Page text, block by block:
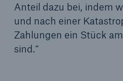
Anteil dazu bei, indem
und nach einer
Zahlungen ein Stück
sind.“